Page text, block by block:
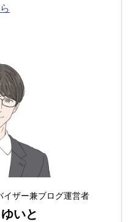
イザー兼ブログ運営者
いと